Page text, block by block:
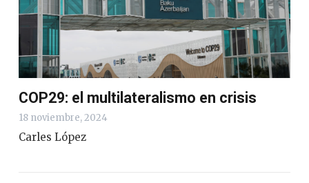
COP29: el multilateralismo en crisis
18 noviembre, 2024
Carles López